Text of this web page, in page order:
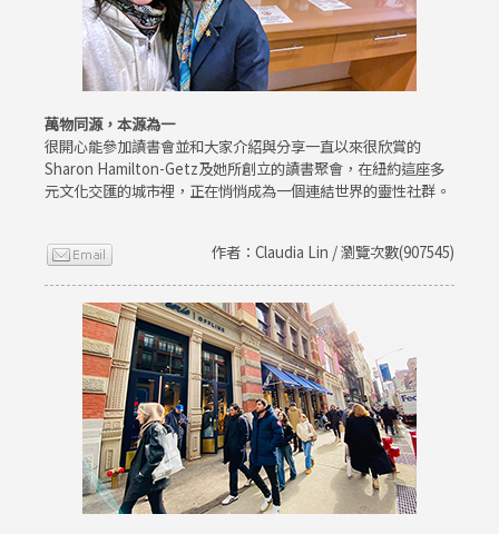
萬物同源，本源為一
很開心能參加讀書會並和大家介紹與分享一直以來很欣賞的
Sharon Hamilton-Getz及她所創立的讀書聚會，在紐約這座多
元文化交匯的城市裡，正在悄悄成為一個連結世界的靈性社群。
作者：Claudia Lin / 瀏覽次數(907545)